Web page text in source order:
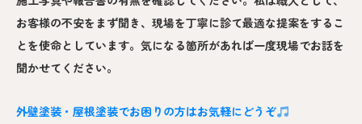
お客様の不安をまず聞き、現場を丁寧に診て最適な提案をするこ
とを使命としています。気になる箇所があれば一度現場でお話を
聞かせてください。
外壁塗装・屋根塗装でお困りの方はお気軽にどうぞ